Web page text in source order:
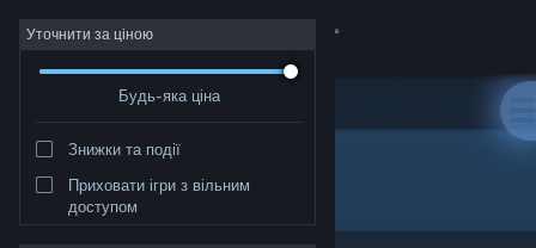
Увійти
Крамниця
Інформація
Уточнити за ціною
Будь-яка ціна
Знижки та події
Приховати ігри з вільним
доступом
Видавець: Play sp. z o. o.